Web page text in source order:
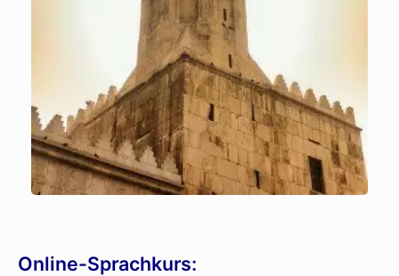
Online-Sprachkurs: